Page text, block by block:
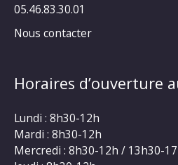
05.46.83.30.01
Nous contacter
Horaires d’ouverture
Lundi : 8h30-12h
Mardi : 8h30-12h
Mercredi : 8h30-12h / 13h30-